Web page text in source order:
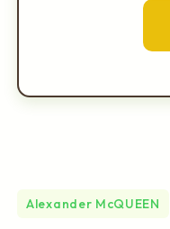
Alexander McQUEEN